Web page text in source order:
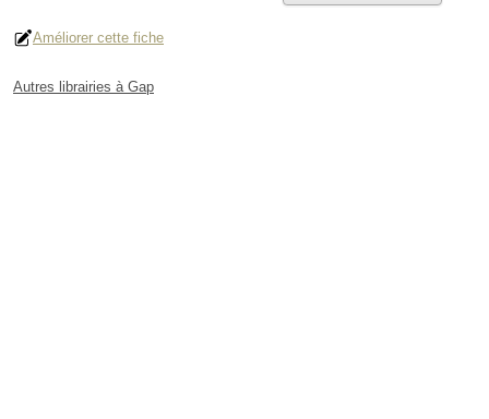
Améliorer cette fiche
Autres librairies à Gap